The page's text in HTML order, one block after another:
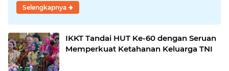
Selengkapnya
IKKT Tandai HUT Ke-60 dengan Seruan
Memperkuat Ketahanan Keluarga TNI